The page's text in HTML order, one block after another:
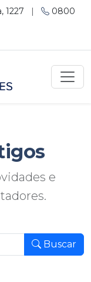
1227 |
0800
e
Buscar